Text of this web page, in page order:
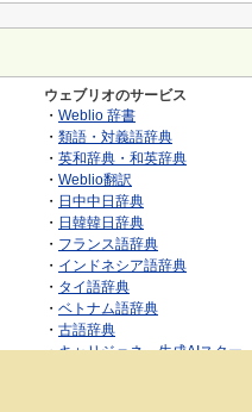
ウェブリオのサービス
・ Weblio 辞書
・ 類語・対義語辞典
・ 英和辞典・和英辞典
・ Weblio翻訳
・ 日中中日辞典
・ 日韓韓日辞典
・ フランス語辞典
・ インドネシア語辞典
・ タイ語辞典
・ ベトナム語辞典
・ 古語辞典
・キャリジェネ～生成AIスクー